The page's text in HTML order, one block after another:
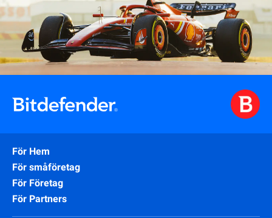
För Hem
För småföretag
För Företag
För Partners